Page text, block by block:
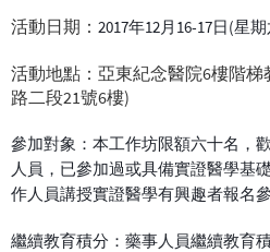
活動日期： 2017年12月16-17日(星
活動地點：亞東紀念醫院6樓階
路二段21號6樓)
參加對象：本工作坊限額六十名，
人員，已參加過或具備實證醫學基
作人員講授實證醫學有興趣者報名參
繼續教育積分：藥事人員繼續教育